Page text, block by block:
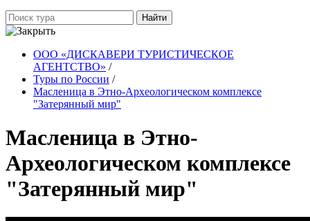
Найти
ООО «ДИСКАВЕРИ ТУРИСТИЧЕСКОЕ
АГЕНТСТВО» /
Туры по России /
Масленица в Этно-Археологическом комплексе
"Затерянный мир"
Масленица в Этно-
Археологическом комплексе
"Затерянный мир"